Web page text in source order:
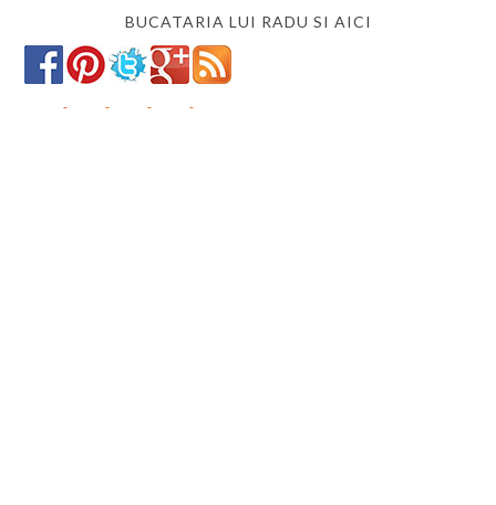
BUCATARIA LUI RADU SI AICI